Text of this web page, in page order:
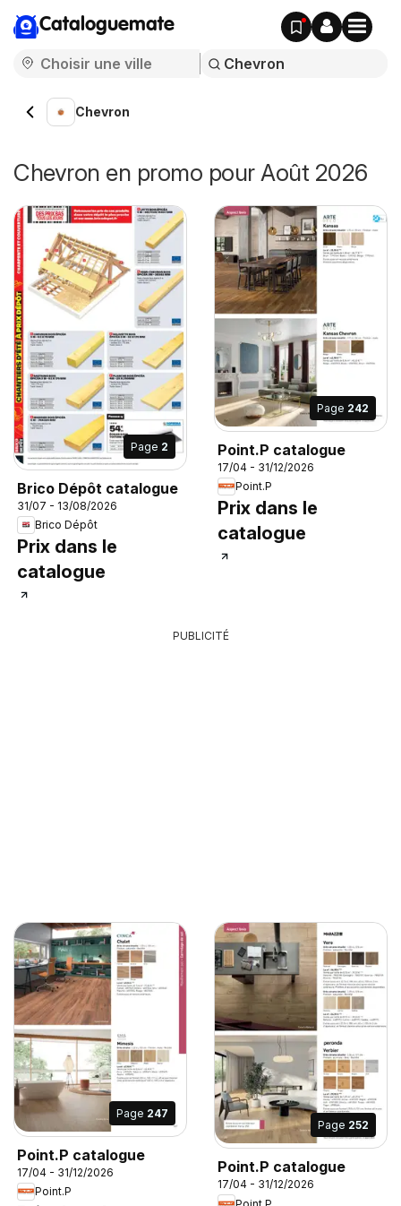
Cataloguemate
Chevron
Chevron en promo pour Août 2026
Page 2
Brico Dépôt catalogue
31/07 - 13/08/2026
Brico Dépôt
Prix dans le
catalogue
Page 242
Point.P catalogue
17/04 - 31/12/2026
Point.P
Prix dans le
catalogue
PUBLICITÉ
Page 247
Point.P catalogue
17/04 - 31/12/2026
Point.P
Page 252
Point.P catalogue
17/04 - 31/12/2026